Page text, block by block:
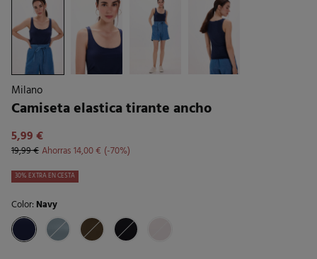
Milano
Camiseta elastica tirante ancho
5,99 €
19,99 €Ahorras14,00 € 70
30% EXTRA EN CESTA
Color: Navy